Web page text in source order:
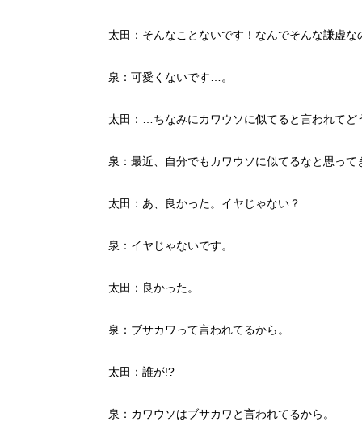
太田：そんなことないです！なんでそんな謙虚
泉：可愛くないです…。
太田：…ちなみにカワウソに似てると言われてど
泉：最近、自分でもカワウソに似てるなと思って
太田：あ、良かった。イヤじゃない？
泉：イヤじゃないです。
太田：良かった。
泉：ブサカワって言われてるから。
太田：誰が!?
泉：カワウソはブサカワと言われてるから。